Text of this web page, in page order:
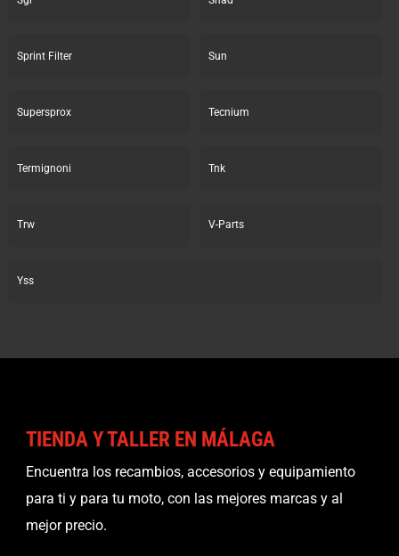
Sprint Filter Sun
Supersprox Tecnium
Termignoni Tnk
Trw V-Parts
Yss
TIENDA Y TALLER EN MÁLAGA
Encuentra los recambios, accesorios y equipamiento
para ti y para tu moto, con las mejores marcas y al
mejor precio.